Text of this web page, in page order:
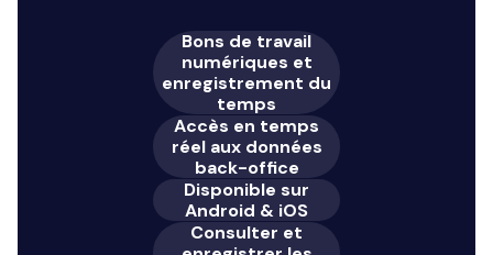
Bons de travail
numériques et
enregistrement du
temps
Accès en temps
réel aux données
back-office
Disponible sur
Android & iOS
Consulter et